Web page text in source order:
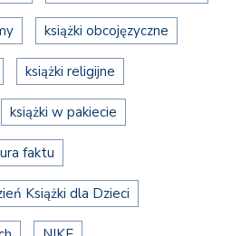
książki obcojęzyczne
książki religijne
książki w pakiecie
faktu
Książki dla Dzieci